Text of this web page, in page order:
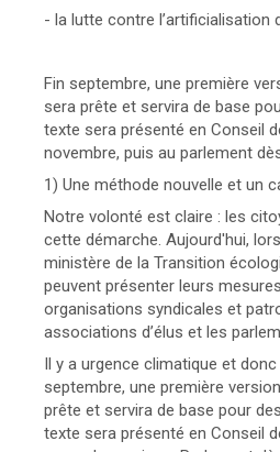
- la lutte contre l’artificialisation
Fin septembre, une première
sera prête et servira de base
texte sera présenté en Conseil
novembre, puis au parlement
1) Une méthode nouvelle et un
Notre volonté est claire : les
cette démarche. Aujourd'hui,
ministère de la Transition
peuvent présenter leurs
organisations syndicales et
associations d’élus et les
Il y a urgence climatique et donc
septembre, une première
prête et servira de base pour
texte sera présenté en Conseil